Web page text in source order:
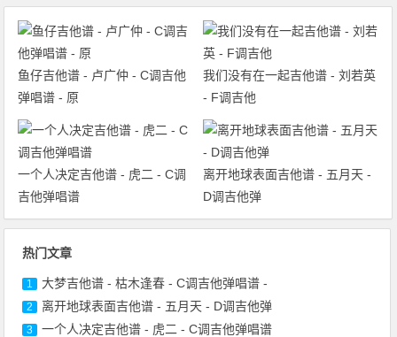
鱼仔吉他谱 - 卢广仲 - C调吉他
弹唱谱 - 原
我们没有在一起吉他谱 - 刘若英
- F调吉他
一个人决定吉他谱 - 虎二 - C调
吉他弹唱谱
离开地球表面吉他谱 - 五月天 -
D调吉他弹
热门文章
1 大梦吉他谱 - 枯木逢春 - C调吉他弹唱谱 -
2 离开地球表面吉他谱 - 五月天 - D调吉他弹
3 一个人决定吉他谱 - 虎二 - C调吉他弹唱谱